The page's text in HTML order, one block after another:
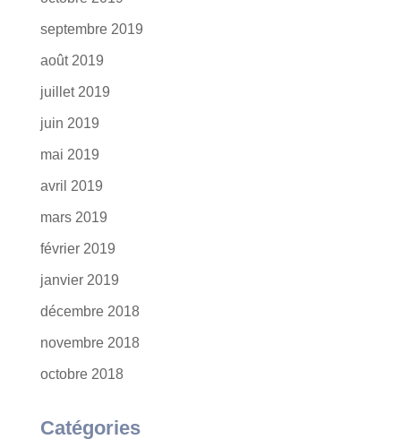
septembre 2019
août 2019
juillet 2019
juin 2019
mai 2019
avril 2019
mars 2019
février 2019
janvier 2019
décembre 2018
novembre 2018
octobre 2018
Catégories